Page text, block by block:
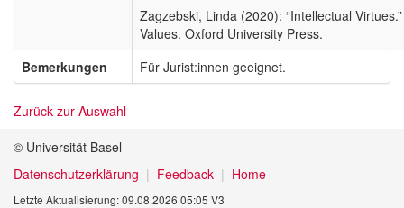
Zagzebski, Linda (2020): “Intellectual
Values. Oxford University Press.
Bemerkungen
Für Jurist:innen geeignet.
Zurück zur Auswahl
© Universität Basel
Datenschutzerklärung
Feedback Home
Letzte Aktualisierung: 09.08.2026 05:05 V3